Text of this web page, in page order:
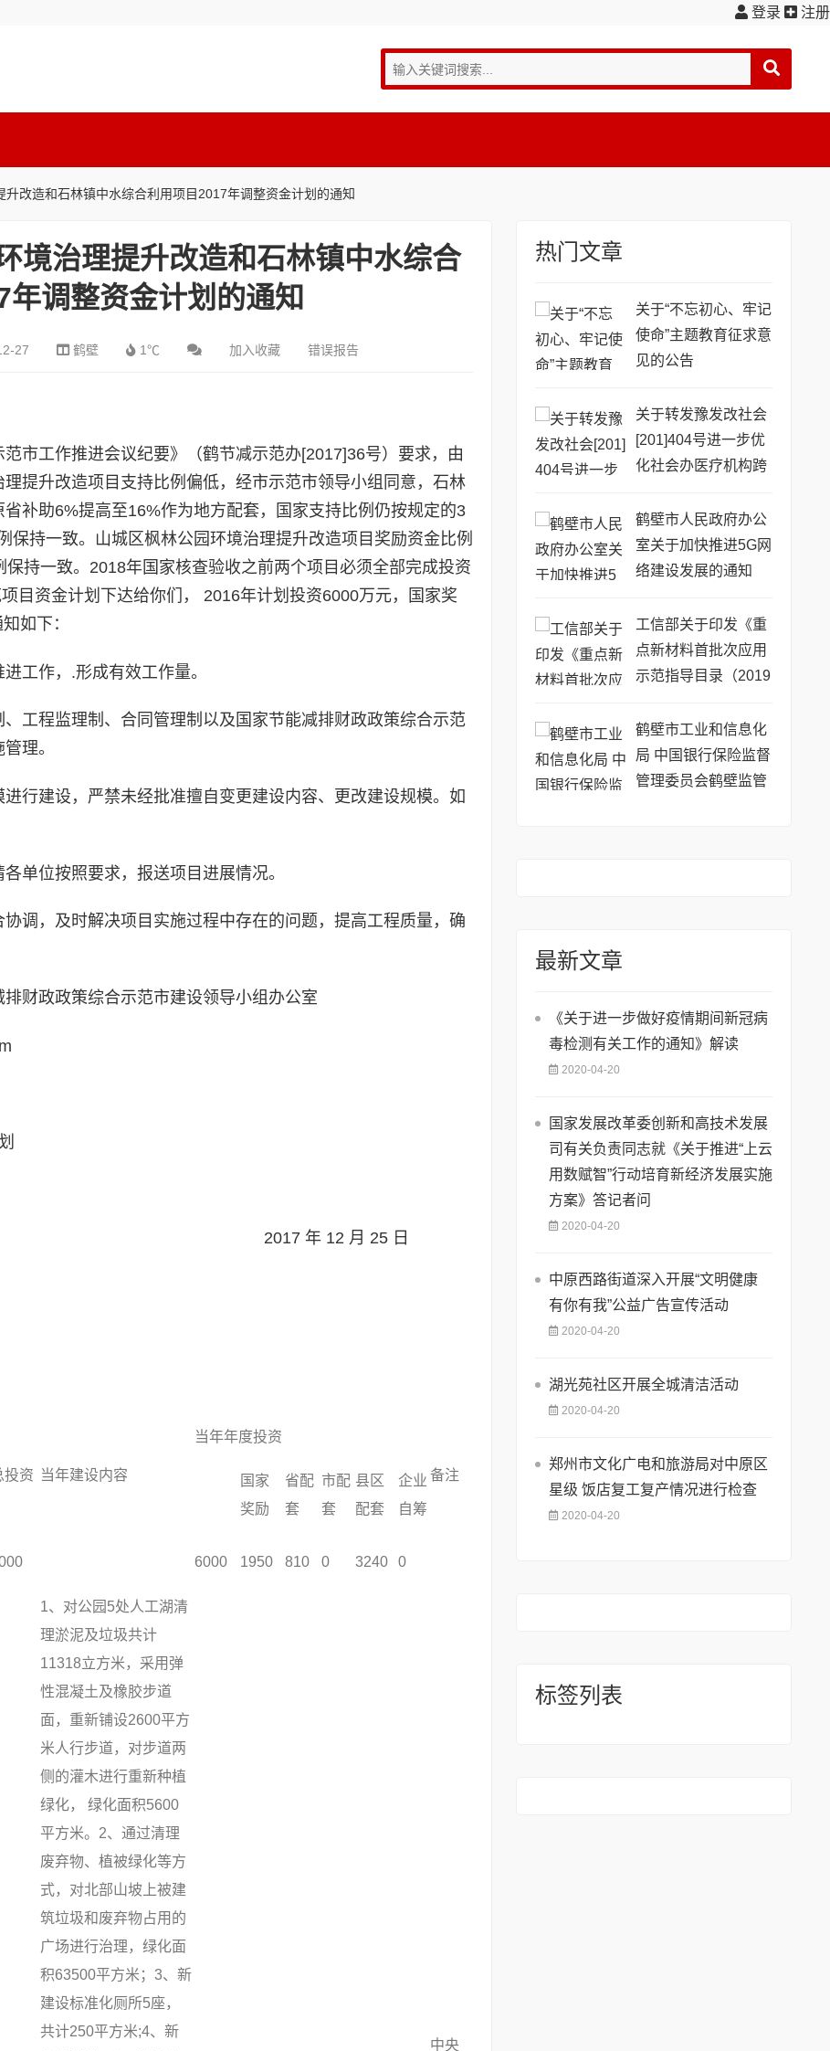
登录 注册
改造和石林镇中水综合利用项目2017年调整资金计划的通知
境治理提升改造和石林镇中水综合
调整资金计划的通知
27 鹤壁 1℃ 加入收藏 错误报告
市工作推进会议纪要》（鹤节减示范办[2017]36号）要求，由
提升改造项目支持比例偏低，经市示范市领导小组同意，石林
补助6%提高至16%作为地方配套，国家支持比例仍按规定的3
持一致。山城区枫林公园环境治理提升改造项目奖励资金比例
持一致。2018年国家核查验收之前两个项目必须全部完成投资
目资金计划下达给你们， 2016年计划投资6000万元，国家奖
如下：
工作，.形成有效工作量。
工程监理制、合同管理制以及国家节能减排财政政策综合示范
理。
行建设，严禁未经批准擅自变更建设内容、更改建设规模。如
单位按照要求，报送项目进展情况。
调，及时解决项目实施过程中存在的问题，提高工程质量，确
财政政策综合示范市建设领导小组办公室
月 25 日
投资 当年建设内容
当年年度投资
备注
国家
奖励
省配
套
市配
套
县区
配套
企业
自筹
6000 1950 810 0 3240 0
1、对公园5处人工湖清
理淤泥及垃圾共计
11318立方米，采用弹
性混凝土及橡胶步道
面，重新铺设2600平方
米人行步道，对步道两
侧的灌木进行重新种植
绿化， 绿化面积5600
平方米。2、通过清理
废弃物、植被绿化等方
式，对北部山坡上被建
筑垃圾和废弃物占用的
广场进行治理，绿化面
积63500平方米；3、新
建设标准化厕所5座，
共计250平方米;4、新
中央
热门文章
关于“不忘初心、牢记
使命”主题教育征求意
见的公告
关于转发豫发改社会
[201]404号进一步优
化社会办医疗机构跨
通知
鹤壁市人民政府办公
室关于加快推进5G网
络建设发展的通知
工信部关于印发《重
点新材料首批次应用
示范指导目录（2019
鹤壁市工业和信息化
局 中国银行保险监督
管理委员会鹤壁监管
最新文章
《关于进一步做好疫情期间新冠病
毒检测有关工作的通知》解读
2020-04-20
国家发展改革委创新和高技术发展
司有关负责同志就《关于推进“上云
用数赋智”行动培育新经济发展实施
方案》答记者问
2020-04-20
中原西路街道深入开展“文明健康
有你有我”公益广告宣传活动
2020-04-20
湖光苑社区开展全城清洁活动
2020-04-20
郑州市文化广电和旅游局对中原区
星级 饭店复工复产情况进行检查
2020-04-20
标签列表